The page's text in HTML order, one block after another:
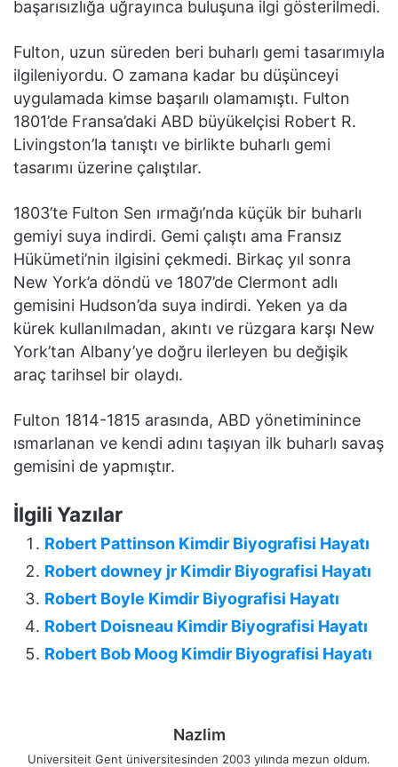
başarısızlığa uğrayınca buluşuna ilgi gösterilmedi.
Fulton, uzun süreden beri buharlı gemi tasarımıyla
ilgileniyordu. O zamana kadar bu düşünceyi
uygulamada kimse başarılı olamamıştı. Fulton
1801’de Fransa’daki ABD büyükelçisi Robert R.
Livingston’la tanıştı ve birlikte buharlı gemi
tasarımı üzerine çalıştılar.
1803’te Fulton Sen ırmağı’nda küçük bir buharlı
gemiyi suya indirdi. Gemi çalıştı ama Fransız
Hükümeti’nin ilgisini çekmedi. Birkaç yıl sonra
New York’a döndü ve 1807’de Clermont adlı
gemisini Hudson’da suya indirdi. Yeken ya da
kürek kullanılmadan, akıntı ve rüzgara karşı New
York’tan Albany’ye doğru ilerleyen bu değişik
araç tarihsel bir olaydı.
Fulton 1814-1815 arasında, ABD yönetiminince
ısmarlanan ve kendi adını taşıyan ilk buharlı savaş
gemisini de yapmıştır.
İlgili Yazılar
Robert Pattinson Kimdir Biyografisi Hayatı
Robert downey jr Kimdir Biyografisi Hayatı
Robert Boyle Kimdir Biyografisi Hayatı
Robert Doisneau Kimdir Biyografisi Hayatı
Robert Bob Moog Kimdir Biyografisi Hayatı
Nazlim
Universiteit Gent üniversitesinden 2003 yılında mezun oldum.